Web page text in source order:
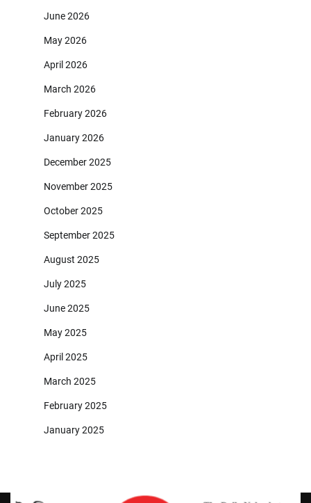
June 2026
May 2026
April 2026
March 2026
February 2026
January 2026
December 2025
November 2025
October 2025
September 2025
August 2025
July 2025
June 2025
May 2025
April 2025
March 2025
February 2025
January 2025